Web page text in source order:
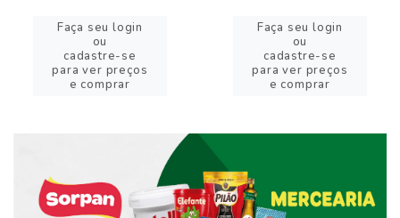
Faça seu login
ou
cadastre-se
para ver preços
e comprar
Faça seu login
ou
cadastre-se
para ver preços
e comprar